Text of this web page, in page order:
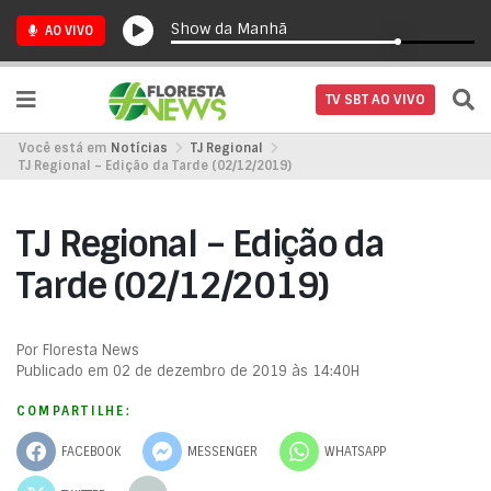
AO VIVO Show da Manhã
TV SBT AO VIVO
Você está em Notícias
TJ Regional
TJ Regional – Edição da Tarde (02/12/2019)
TJ Regional – Edição da
Tarde (02/12/2019)
Por Floresta News
Publicado em 02 de dezembro de 2019 às 14:40H
COMPARTILHE:
FACEBOOK MESSENGER WHATSAPP